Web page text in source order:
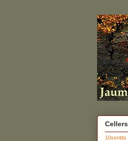
Cellers
10sentits